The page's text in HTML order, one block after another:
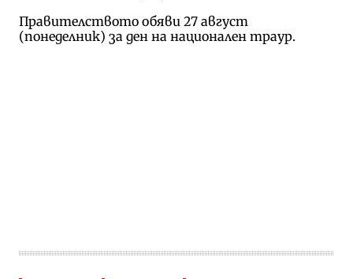
Правителството обяви 27 август
(понеделник) за ден на национален траур.